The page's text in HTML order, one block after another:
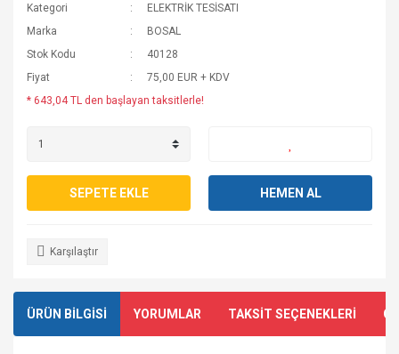
Kategori
ELEKTRİK TESİSATI
Marka
BOSAL
Stok Kodu
40128
Fiyat
75,00 EUR + KDV
* 643,04 TL den başlayan taksitlerle!
SEPETE EKLE HEMEN AL
Karşılaştır
ÜRÜN BİLGİSİ YORUMLAR TAKSİT SEÇENEKLERİ